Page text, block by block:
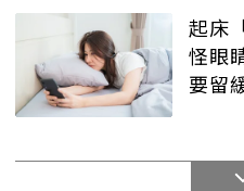
起床
怪眼
要留